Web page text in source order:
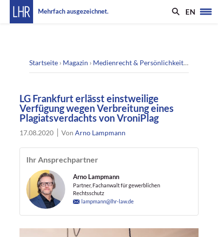
Mehrfach ausgezeichnet. EN
Startseite › Magazin › Medienrecht & Persönlichkeitsrecht
LG Frankfurt erlässt einstweilige
Verfügung wegen Verbreitung eines
Plagiatsverdachts von VroniPlag
17.08.2020 VonArno Lampmann
Ihr Ansprechpartner
Arno Lampmann
Partner, Fachanwalt für gewerblichen
Rechtsschutz
lampmann@lhr-law.de